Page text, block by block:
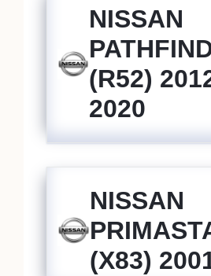
NISSAN
(R52)
2020
NISSAN
(X83)